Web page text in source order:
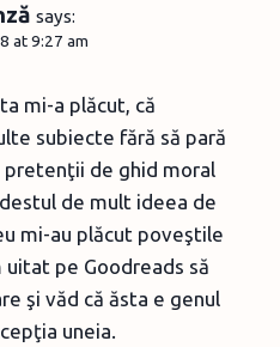
says:
at 9:27 am
mi-a plăcut, că
subiecte fără să pară
pretenţii de ghid moral
de mult ideea de
mi-au plăcut poveştile
pe Goodreads să
şi văd că ăsta e genul
uneia.